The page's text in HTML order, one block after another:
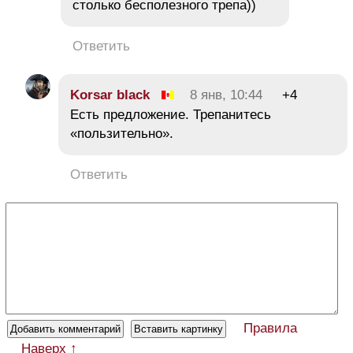
столько бесполезного трепа))
Ответить
Korsar black 8 янв, 10:44
+4
Есть предложение. Трепанитесь
«пользительно».
Ответить
Правила
Наверх ↑